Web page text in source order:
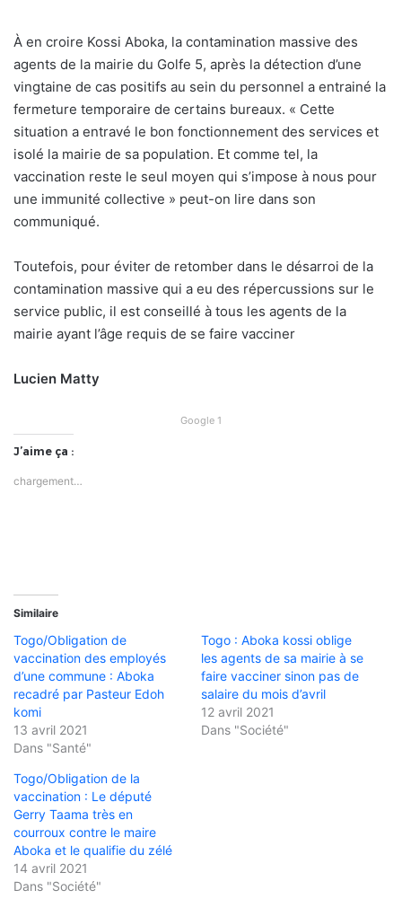
À en croire Kossi Aboka, la contamination massive des
agents de la mairie du Golfe 5, après la détection d’une
vingtaine de cas positifs au sein du personnel a entrainé la
fermeture temporaire de certains bureaux. « Cette
situation a entravé le bon fonctionnement des services et
isolé la mairie de sa population. Et comme tel, la
vaccination reste le seul moyen qui s’impose à nous pour
une immunité collective » peut-on lire dans son
communiqué.
Toutefois, pour éviter de retomber dans le désarroi de la
contamination massive qui a eu des répercussions sur le
service public, il est conseillé à tous les agents de la
mairie ayant l’âge requis de se faire vacciner
Lucien Matty
Google 1
J’aime ça :
chargement…
Similaire
Togo/Obligation de
vaccination des employés
d’une commune : Aboka
recadré par Pasteur Edoh
komi
13 avril 2021
Dans "Santé"
Togo : Aboka kossi oblige
les agents de sa mairie à se
faire vacciner sinon pas de
salaire du mois d’avril
12 avril 2021
Dans "Société"
Togo/Obligation de la
vaccination : Le député
Gerry Taama très en
courroux contre le maire
Aboka et le qualifie du zélé
14 avril 2021
Dans "Société"